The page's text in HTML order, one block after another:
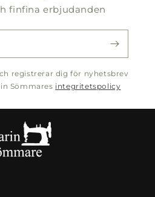
finfina erbjudanden
registrerar dig för nyhetsbrev
Sömmares integritetspolicy